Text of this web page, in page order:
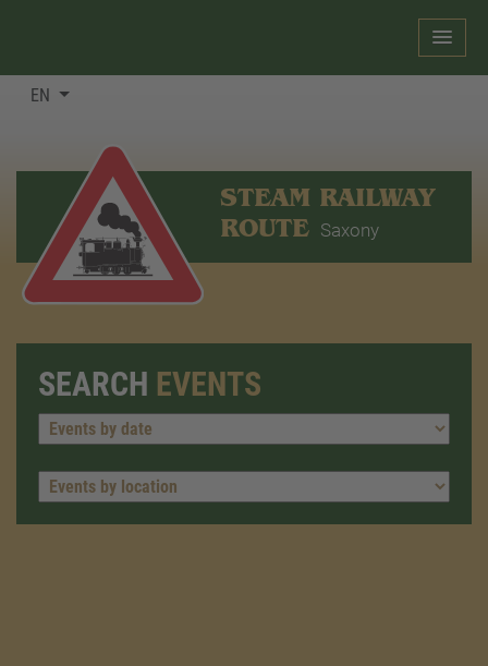
EN
STEAM RAILWAY
ROUTE Saxony
SEARCH EVENTS